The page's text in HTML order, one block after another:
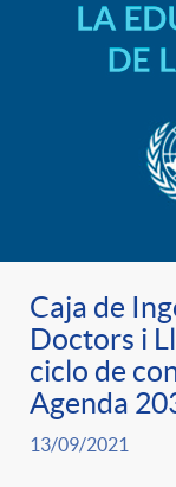
Caja de
Doctors i
ciclo de
Agenda
13/09/2021